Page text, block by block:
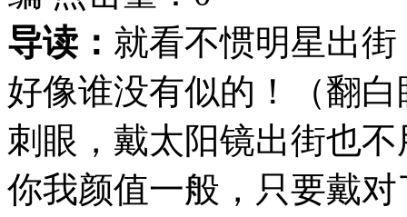
导读： 就看不惯明星出
好像谁没有似的！（翻
刺眼，戴太阳镜出街也
你我颜值一般，只要戴